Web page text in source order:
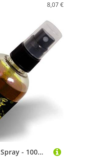
8,07 €
Black Cat Flavour Spray - 100ml Lockstoff, Geschmack:Monster Crab